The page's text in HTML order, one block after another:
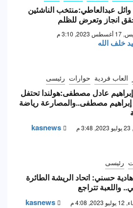
عبدالعاطي:منتخب الناشئين
انجاز وتعرض للظلم
3:10 م
خلف الله
العاب فردية حوارات رئيسى
عادل مصطفى:هولندا تحتفل
مصطفى..والمصارعة رياضة
kasnews
رئيسى
حسني: اتحاد الريشة الطائرة
واللعبة تتراجع
4:08 م kasnews